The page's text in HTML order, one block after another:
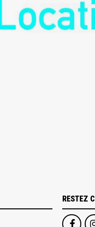
RESTEZ
accessible
maintenance).